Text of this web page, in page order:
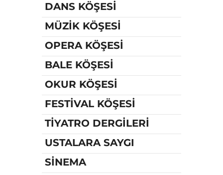
DANS KÖŞESİ
MÜZİK KÖŞESİ
OPERA KÖŞESİ
BALE KÖŞESİ
OKUR KÖŞESİ
FESTİVAL KÖŞESİ
TİYATRO DERGİLERİ
USTALARA SAYGI
SİNEMA